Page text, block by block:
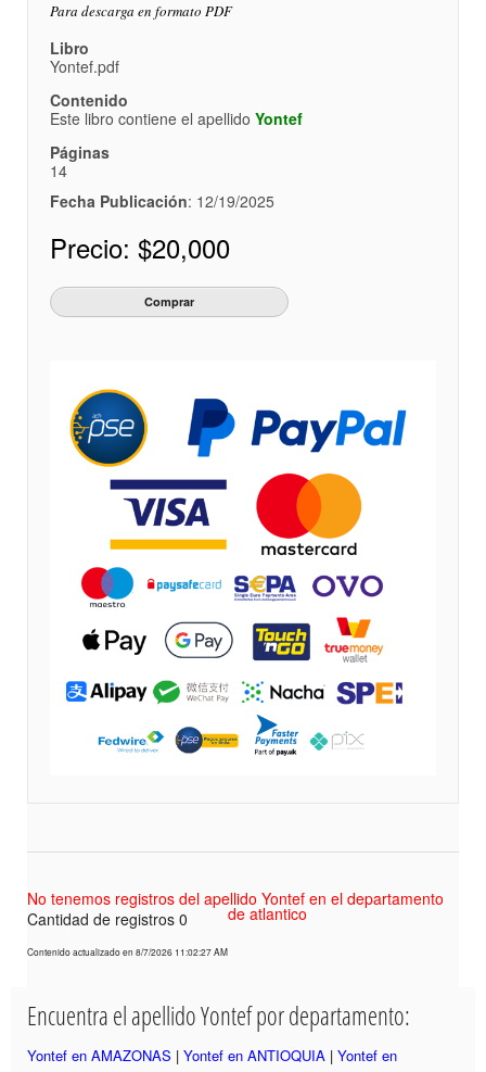
Para descarga en formato PDF
Libro
Yontef.pdf
Contenido
Este libro contiene el apellido Yontef
Páginas
14
Fecha Publicación: 12/19/2025
Precio: $20,000
No tenemos registros del apellido Yontef en el departamento
de atlantico
Cantidad de registros 0
Contenido actualizado en 8/7/2026 11:02:27 AM
Encuentra el apellido Yontef por departamento:
Yontef en AMAZONAS | Yontef en ANTIOQUIA | Yontef en